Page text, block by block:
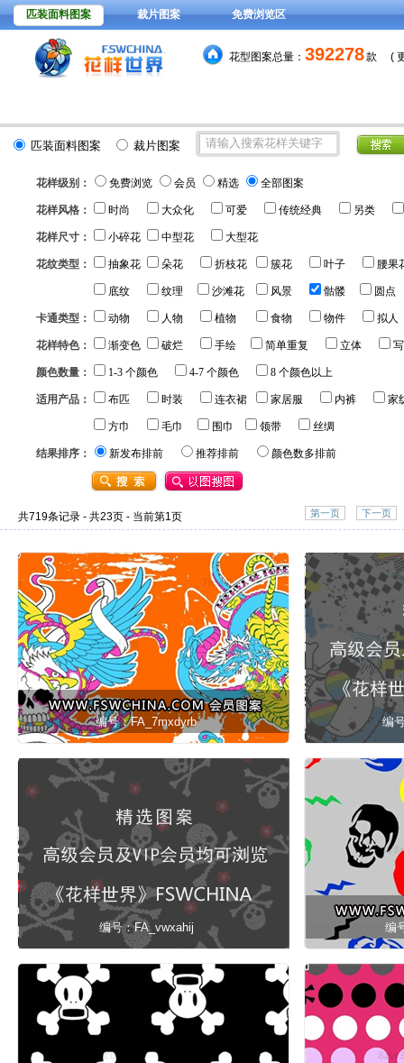
匹装面料图案 裁片图案 免费浏览区
花型图案总量： 392278
匹装面料图案 裁片图案
花样级别： 免费浏览 会员 精选 全部图案
花样风格： 时尚 大众化 可爱 传统经典 另类
花样尺寸： 小碎花 中型花 大型花
花纹类型： 抽象花 朵花 折枝花 簇花 叶子 腰果
底纹 纹理 沙滩花 风景 骷髅 圆点
卡通类型： 动物 人物 植物 食物 物件 拟人
花样特色： 渐变色 破烂 手绘 简单重复 立体
颜色数量： 1-3 个颜色 4-7 个颜色 8 个颜色以上
适用产品： 布匹 时装 连衣裙 家居服 内裤 家
方巾 毛巾 围巾 领带 丝绸
结果排序： 新发布排前 推荐排前 颜色数多排前
共719条记录 - 共23页 - 当前第1页 第一页 下一页
编号：FA_7mxdyrb 编
编号：FA_vwxahij 编